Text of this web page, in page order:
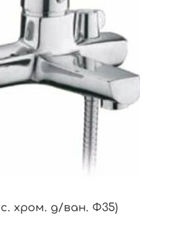
хром. д/ван. Ф35)